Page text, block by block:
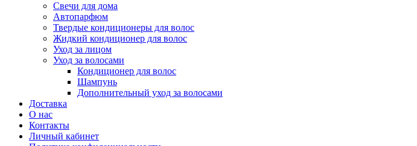
Свечи для дома
Автопарфюм
Твердые кондиционеры для волос
Жидкий кондиционер для волос
Уход за лицом
Уход за волосами
Кондиционер для волос
Шампунь
Дополнительный уход за волосами
Доставка
О нас
Контакты
Личный кабинет